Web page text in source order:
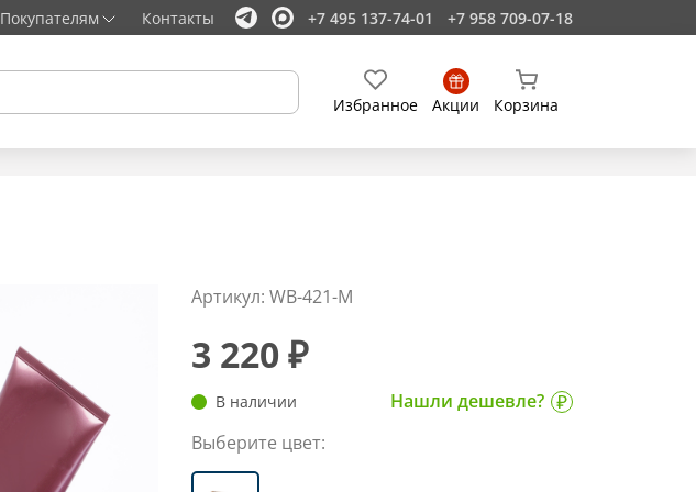
Покупателям Контакты +7 495 137-74-01 +7 958 709-07-18
Избранное Акции Корзина
Артикул: WB-421-M
3 220 ₽
В наличии
Нашли дешевле?
Выберите цвет: